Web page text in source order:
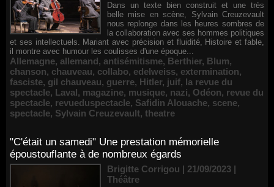
Dans un texte bien construit et une très
belle mise en scène, Sylvain Creuzevault
nous replonge dans les heures sombres de
la collaboration avec ses hommes politiques
et ses intellectuels. Mariant avec précision et fluidité, Histoire et fable,
il montre avec humour les coulisses d'une époque...
Allemagne, allemand, antisémitisme, Berthier, Blum,
chanson, chauveau, collabo, edelweiss, extermination,
fasciste, gil chauveau, guerre, Hitler, juif, la revue du
spectacle, Laval, magazine, musique, nazi, Odéon, revue du
spectacle, revueduspectacle, Safidin Alouache, scene,
spectacle, Sylvain Creuzevault, theatre
"C'était un samedi" Une prestation mémorielle
époustouflante à de nombreux égards
Brigitte Corrigou | 21/09/2023 |
Théâtre